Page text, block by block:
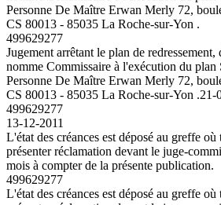
Personne De Maître Erwan Merly 72,
CS 80013 - 85035 La Roche-sur-Yon .
499629277
Jugement arrêtant le plan de
nomme Commissaire à l'exécution du
Personne De Maître Erwan Merly 72,
CS 80013 - 85035 La Roche-sur-Yon .21-
499629277
13-12-2011
L'état des créances est déposé au greffe où
présenter réclamation devant le juge-
mois à compter de la présente publication.
499629277
L'état des créances est déposé au greffe où